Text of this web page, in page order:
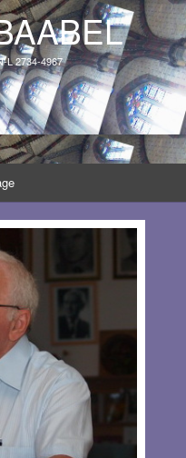
L 2734-4967